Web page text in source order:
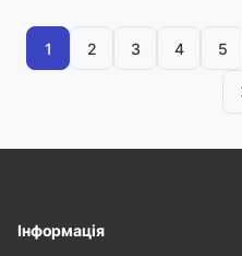
1 2 3 4 5
Інформація